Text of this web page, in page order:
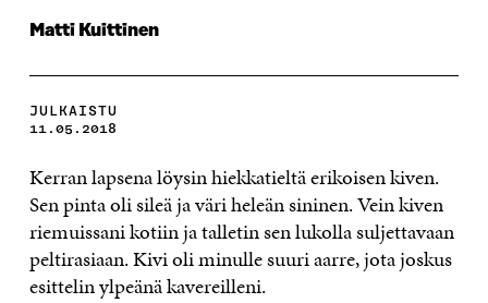
Matti Kuittinen
JULKAISTU
11.05.2018
Kerran lapsena löysin hiekkatieltä erikoisen kiven.
Sen pinta oli sileä ja väri heleän sininen. Vein kiven
riemuissani kotiin ja talletin sen lukolla suljettavaan
peltirasiaan. Kivi oli minulle suuri aarre, jota joskus
esittelin ylpeänä kavereilleni.